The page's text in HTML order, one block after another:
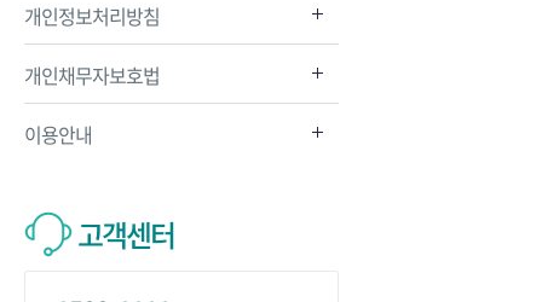
개인정보처리방침
개인채무자보호법
이용안내
고객센터